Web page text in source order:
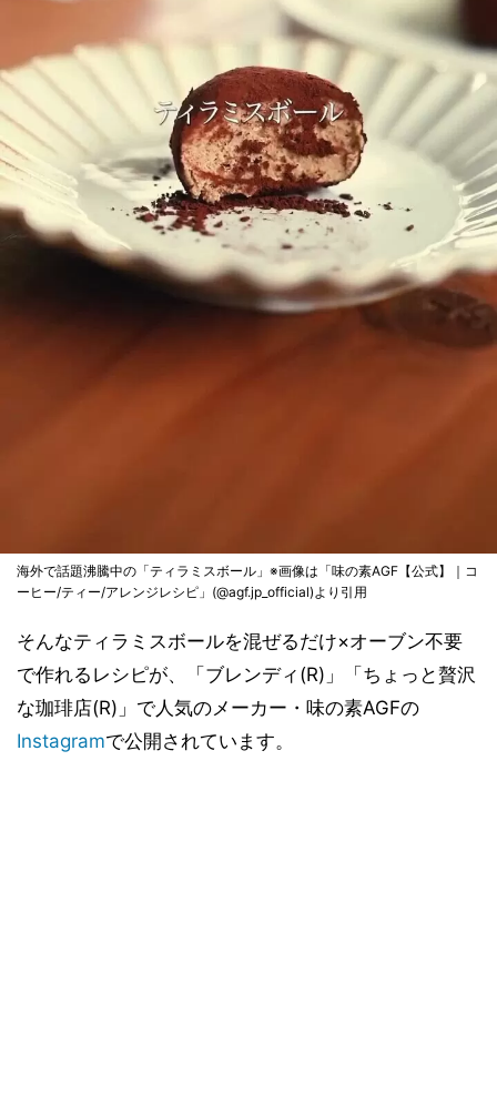
海外で話題沸騰中の「ティラミスボール」※画像は「味の素AGF【公式】｜コ
ーヒー/ティー/アレンジレシピ」(@agf.jp_official)より引用
そんなティラミスボールを混ぜるだけ×オーブン不要
で作れるレシピが、「ブレンディ(R)」「ちょっと贅沢
な珈琲店(R)」で人気のメーカー・味の素AGFの
Instagramで公開されています。